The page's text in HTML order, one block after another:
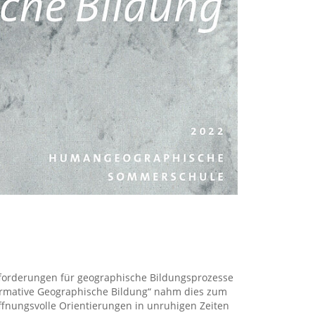
für geographische Bildungsprozesse
Geographische Bildung“ nahm dies zum
Orientierungen in unruhigen Zeiten